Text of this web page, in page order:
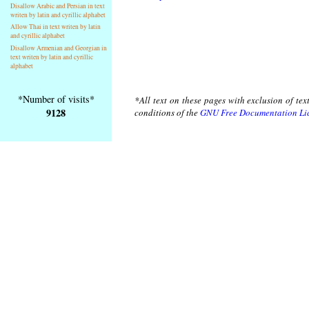
Disallow Arabic and Persian in text
writen by latin and cyrillic alphabet
Allow Thai in text writen by latin
and cyrillic alphabet
Disallow Armenian and Georgian in
text writen by latin and cyrillic
alphabet
*Number of visits*
9128
*All text on these pages with exclusion of
conditions of theGNU Free Documentation